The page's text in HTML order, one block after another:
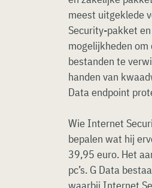
meest uitgeklede
Security-pakket
mogelijkheden
bestanden te
handen van
Data endpoint
Wie Internet
bepalen wat hij
39,95 euro. Het
pc’s. G Data